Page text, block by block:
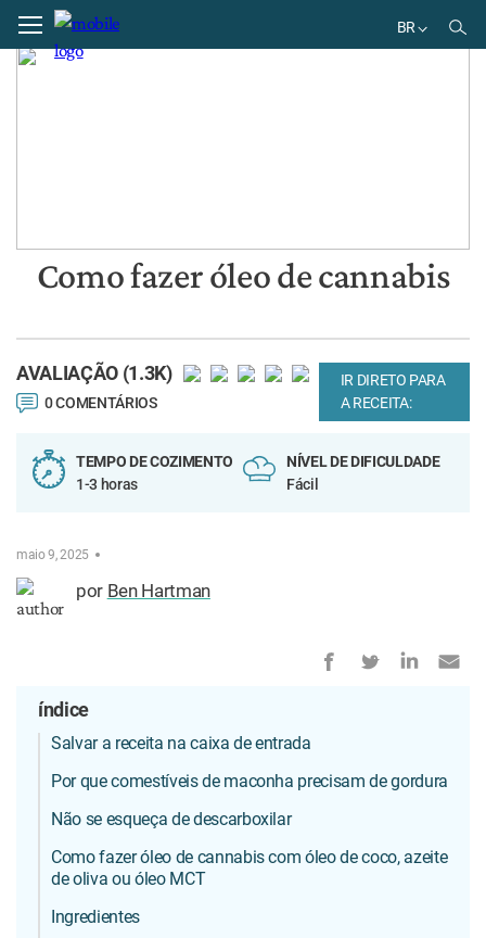
BR
Home Receitas
Como fazer óleo de cannabis
AVALIAÇÃO (1.3K)
0 COMENTÁRIOS
IR DIRETO PARA
A RECEITA:
TEMPO DE COZIMENTO
1-3 horas
NÍVEL DE DIFICULDADE
Fácil
maio 9, 2025
por Ben Hartman
índice
Salvar a receita na caixa de entrada
Por que comestíveis de maconha precisam de gordura
Não se esqueça de descarboxilar
Como fazer óleo de cannabis com óleo de coco, azeite
de oliva ou óleo MCT
Ingredientes